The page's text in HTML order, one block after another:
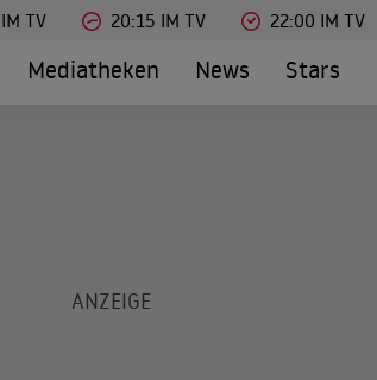
TV 20:15 IM TV 22:00 IM TV
Mediatheken News Stars